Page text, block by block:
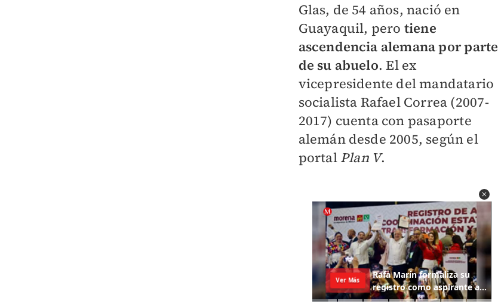
Glas, de 54 años, nació en
Guayaquil, pero tiene
ascendencia alemana por parte
de su abuelo. El ex
vicepresidente del mandatario
socialista Rafael Correa (2007-
2017) cuenta con pasaporte
alemán desde 2005, según el
portal Plan V.